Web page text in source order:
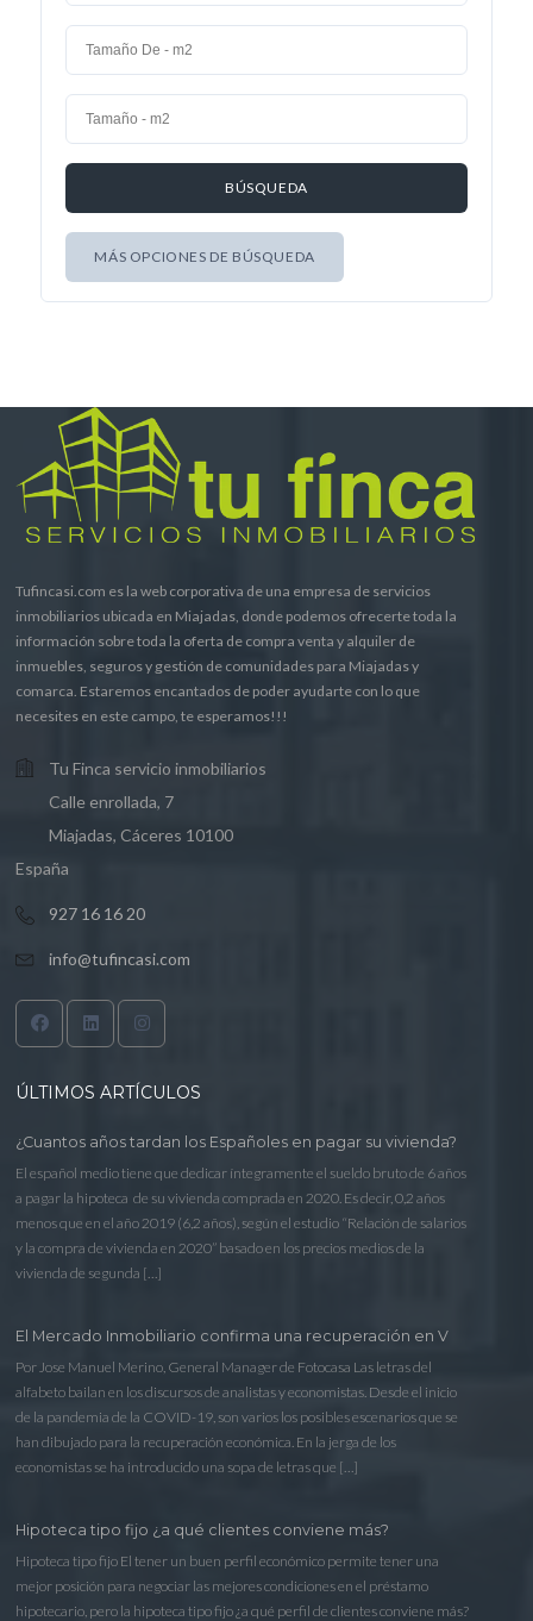
MÁS OPCIONES DE BÚSQUEDA
Tufincasi.com es la web corporativa de una empresa de servicios
inmobiliarios ubicada en Miajadas, donde podemos ofrecerte toda la
información sobre toda la oferta de compra venta y alquiler de
inmuebles, seguros y gestión de comunidades para Miajadas y
comarca. Estaremos encantados de poder ayudarte con lo que
necesites en este campo, te esperamos!!!
Tu Finca servicio inmobiliarios
Calle enrollada, 7
Miajadas, Cáceres 10100
España
927 16 16 20
info@tufincasi.com
ÚLTIMOS ARTÍCULOS
¿Cuantos años tardan los Españoles en pagar su vivienda?
El español medio tiene que dedicar íntegramente el sueldo bruto de 6 años
a pagar la hipoteca de su vivienda comprada en 2020. Es decir, 0,2 años
menos que en el año 2019 (6,2 años), según el estudio “Relación de salarios
y la compra de vivienda en 2020” basado en los precios medios de la
vivienda de segunda […]
El Mercado Inmobiliario confirma una recuperación en V
Por Jose Manuel Merino, General Manager de Fotocasa Las letras del
alfabeto bailan en los discursos de analistas y economistas. Desde el inicio
de la pandemia de la COVID-19, son varios los posibles escenarios que se
han dibujado para la recuperación económica. En la jerga de los
economistas se ha introducido una sopa de letras que […]
Hipoteca tipo fijo ¿a qué clientes conviene más?
Hipoteca tipo fijo El tener un buen perfil económico permite tener una
mejor posición para negociar las mejores condiciones en el préstamo
hipotecario, pero la hipoteca tipo fijo ¿a qué perfil de clientes conviene más?